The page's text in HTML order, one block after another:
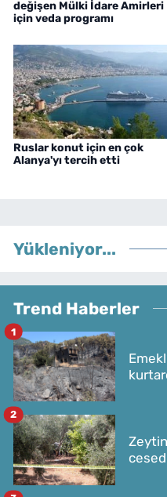
değişen Mülki İdare Amirleri
için veda programı
Ruslar konut için en çok
Alanya'yı tercih etti
Yükleniyor...
Trend Haberler
1
2